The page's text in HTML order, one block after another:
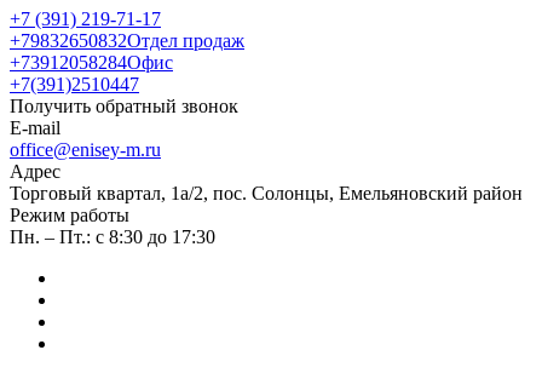
+7 (391) 219-71-17
+79832650832Отдел продаж
+73912058284Офис
+7(391)2510447
Получить обратный звонок
E-mail
office@enisey-m.ru
Адрес
​Торговый квартал, 1а/2, пос. Солонцы, Емельяновский район
Режим работы
Пн. – Пт.: с 8:30 до 17:30